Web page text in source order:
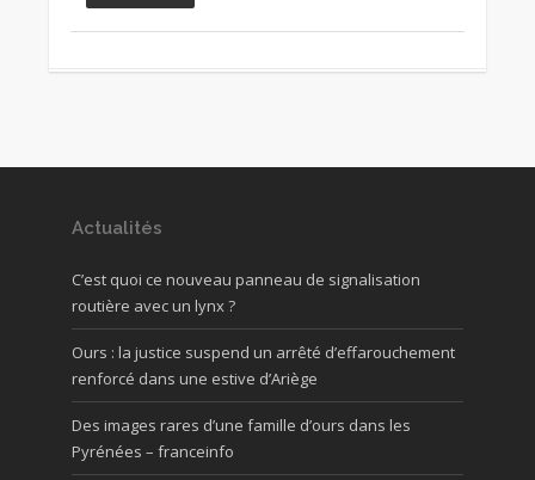
Actualités
C’est quoi ce nouveau panneau de signalisation
routière avec un lynx ?
Ours : la justice suspend un arrêté d’effarouchement
renforcé dans une estive d’Ariège
Des images rares d’une famille d’ours dans les
Pyrénées – franceinfo